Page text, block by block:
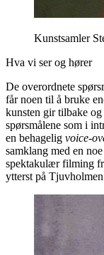
Kunstsamler
Hva vi ser og hører
De overordnete
får noen til å bruke
kunsten gir tilbake
spørsmålene som i
en behagelig voice-
samklang med en
spektakulær filming
ytterst på